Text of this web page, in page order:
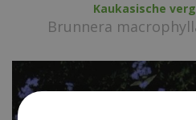
Kaukasische
Brunnera